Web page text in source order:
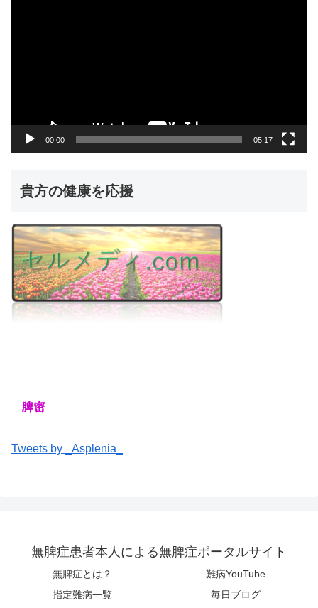
00:00 05:17
貴方の健康を応援
Tweets by _Asplenia_
無脾症患者本人による無脾症ポータルサイト
無脾症とは？
難病YouTube
指定難病一覧
毎日ブログ